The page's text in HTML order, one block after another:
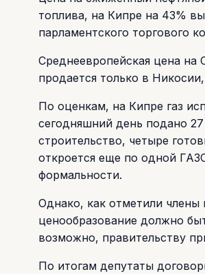
топлива, на Кипре на 43%
парламентского торгового
Среднеевропейская цена на
продается только в
По оценкам, на Кипре газ
сегодняшний день подано
строительство, четыре
откроется еще по одной
формальности.
Однако, как отметили члены
ценообразование должно
возможно, правительству
По итогам депутаты